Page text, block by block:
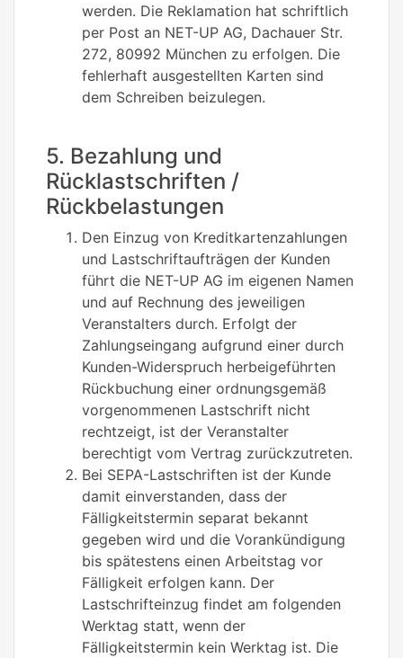
werden. Die Reklamation hat schriftlich
per Post an NET-UP AG, Dachauer Str.
272, 80992 München zu erfolgen. Die
fehlerhaft ausgestellten Karten sind
dem Schreiben beizulegen.
5. Bezahlung und
Rücklastschriften /
Rückbelastungen
Den Einzug von Kreditkartenzahlungen
und Lastschriftaufträgen der Kunden
führt die NET-UP AG im eigenen Namen
und auf Rechnung des jeweiligen
Veranstalters durch. Erfolgt der
Zahlungseingang aufgrund einer durch
Kunden-Widerspruch herbeigeführten
Rückbuchung einer ordnungsgemäß
vorgenommenen Lastschrift nicht
rechtzeigt, ist der Veranstalter
berechtigt vom Vertrag zurückzutreten.
Bei SEPA-Lastschriften ist der Kunde
damit einverstanden, dass der
Fälligkeitstermin separat bekannt
gegeben wird und die Vorankündigung
bis spätestens einen Arbeitstag vor
Fälligkeit erfolgen kann. Der
Lastschrifteinzug findet am folgenden
Werktag statt, wenn der
Fälligkeitstermin kein Werktag ist. Die